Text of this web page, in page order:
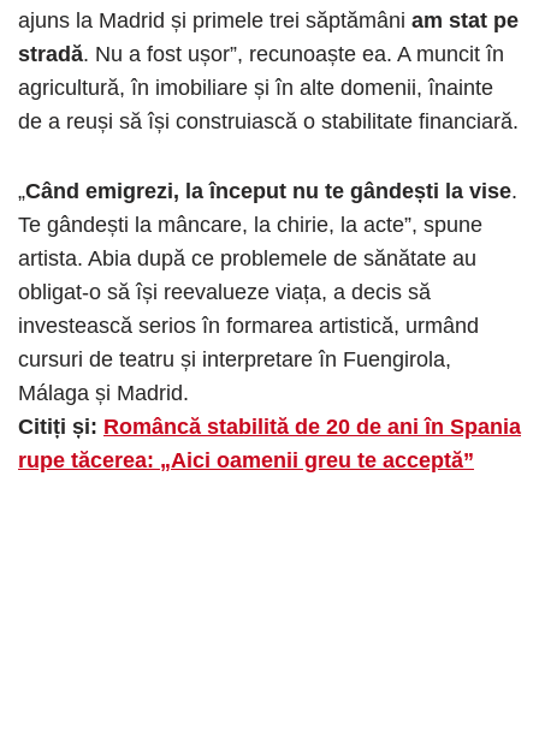
ajuns la Madrid și primele trei săptămâni am stat pe
stradă. Nu a fost ușor”, recunoaște ea. A muncit în
agricultură, în imobiliare și în alte domenii, înainte
de a reuși să își construiască o stabilitate financiară.
„Când emigrezi, la început nu te gândești la vise.
Te gândești la mâncare, la chirie, la acte”, spune
artista. Abia după ce problemele de sănătate au
obligat-o să își reevalueze viața, a decis să
investească serios în formarea artistică, urmând
cursuri de teatru și interpretare în Fuengirola,
Málaga și Madrid.
Citiți și: Româncă stabilită de 20 de ani în Spania
rupe tăcerea: „Aici oamenii greu te acceptă”